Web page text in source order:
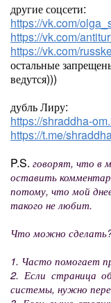
другие соцсети:
https://vk.com/
https://vk.com/
https://vk.com/
остальные
ведутся)))
дубль Лиру:
https://shraddha-
https://t.me/
P.S. говорят, что в
оставить
потому, что мой
такого не любит.
Что можно
1. Часто помогает
2. Если страница
системы, нужно